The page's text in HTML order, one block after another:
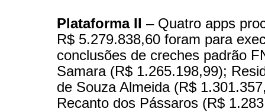
Plataforma II – Quatro apps
R$ 5.279.838,60 foram para
conclusões de creches padrão
Samara (R$ 1.265.198,99);
de Souza Almeida (R$
Recanto dos Pássaros (R$